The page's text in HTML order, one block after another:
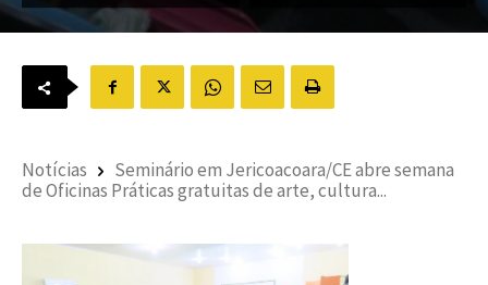
Notícias
Seminário em Jericoacoara/CE abre semana
de Oficinas Práticas gratuitas de arte, cultura...